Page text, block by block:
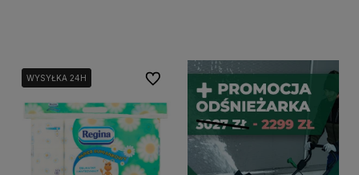
WYSYŁKA 24H
WYSYŁKA 24H Do ulubionych